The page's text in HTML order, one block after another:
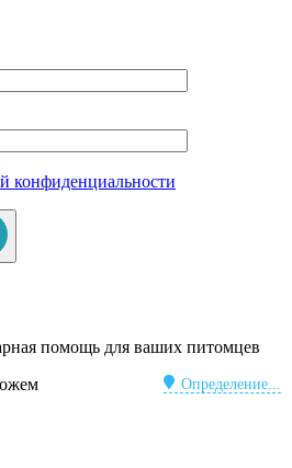
конфиденциальности
помощь для ваших питомцев
Определение...